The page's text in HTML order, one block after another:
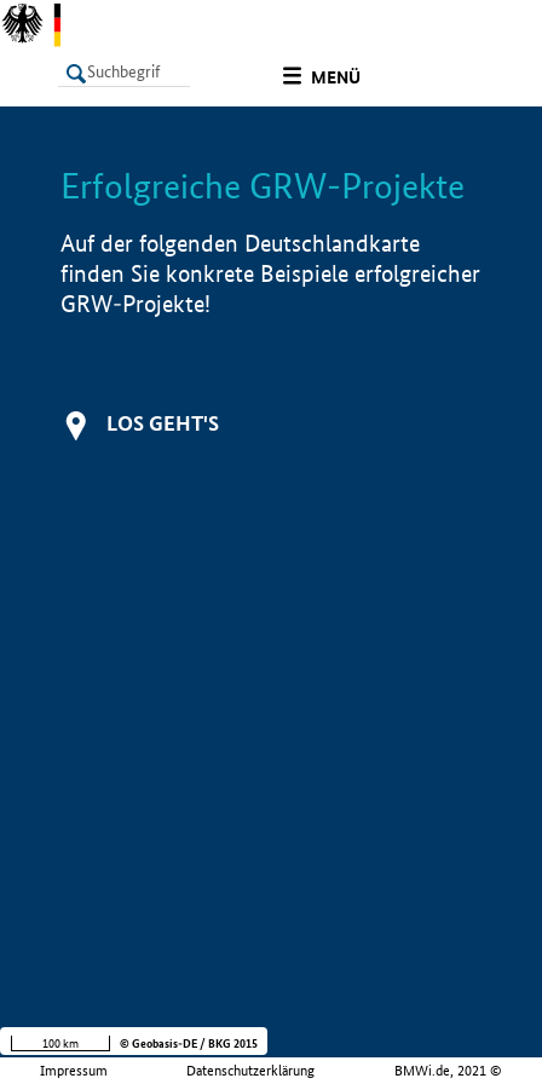
MENÜ
LISTE Info
Erfolgreiche GRW-Projekte
Auf der folgenden Deutschlandkarte
finden Sie konkrete Beispiele erfolgreicher
GRW-Projekte!
LOS GEHT'S
Impressum Datenschutzerklärung BMWi.de, 2021 ©
100 km © Geobasis-DE / BKG 2015